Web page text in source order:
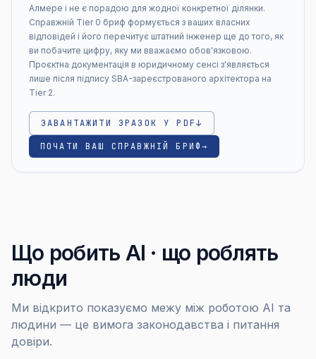
Алмере і не є порадою для жодної конкретної ділянки.
Справжній Tier 0 бриф формується з ваших власних
відповідей і його перечитує штатний інженер ще до того, як
ви побачите цифру, яку ми вважаємо обов'язковою.
Проєктна документація в юридичному сенсі з'являється
лише після підпису SBA-зареєстрованого архітектора на
Tier 2.
ЗАВАНТАЖИТИ ЗРАЗОК У PDF↓
ПОЧАТИ ВАШ СПРАВЖНІЙ БРИФ→
Що робить AI · що роблять
люди
Ми відкрито показуємо межу між роботою AI та
людини — це вимога законодавства і питання
довіри.